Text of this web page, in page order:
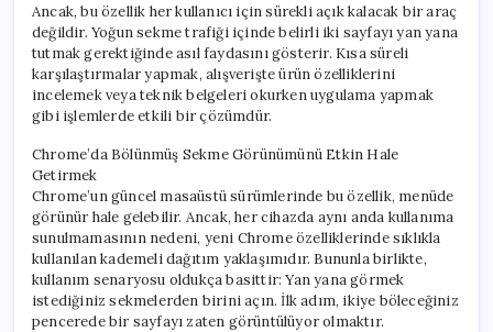
Ancak, bu özellik her kullanıcı için sürekli açık kalacak bir araç
değildir. Yoğun sekme trafiği içinde belirli iki sayfayı yan yana
tutmak gerektiğinde asıl faydasını gösterir. Kısa süreli
karşılaştırmalar yapmak, alışverişte ürün özelliklerini
incelemek veya teknik belgeleri okurken uygulama yapmak
gibi işlemlerde etkili bir çözümdür.
Chrome’da Bölünmüş Sekme Görünümünü Etkin Hale
Getirmek
Chrome’un güncel masaüstü sürümlerinde bu özellik, menüde
görünür hale gelebilir. Ancak, her cihazda aynı anda kullanıma
sunulmamasının nedeni, yeni Chrome özelliklerinde sıklıkla
kullanılan kademeli dağıtım yaklaşımıdır. Bununla birlikte,
kullanım senaryosu oldukça basittir: Yan yana görmek
istediğiniz sekmelerden birini açın. İlk adım, ikiye böleceğiniz
pencerede bir sayfayı zaten görüntülüyor olmaktır.